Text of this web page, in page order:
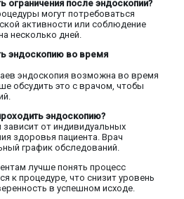
ограничения после эндоскопии?
могут потребоваться
активности или соблюдение
несколько дней.
эндоскопию во время
эндоскопия возможна во время
обсудить это с врачом, чтобы
эндоскопию?
от индивидуальных
здоровья пациента. Врач
график обследований.
лучше понять процесс
к процедуре, что снизит уровень
в успешном исходе.